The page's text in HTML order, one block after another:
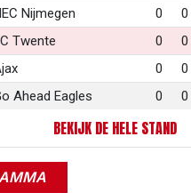
Nijmegen 0 0
Twente 0 0
0 0
Ahead Eagles 0 0
BEKIJK DE HELE STAND